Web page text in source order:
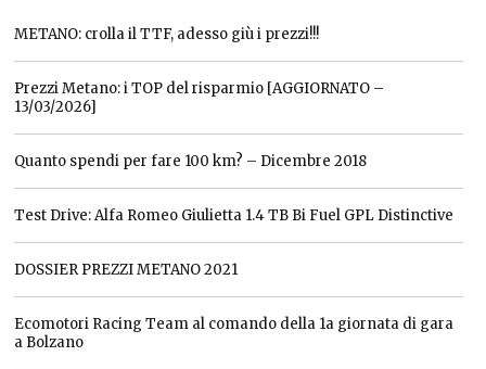
METANO: crolla il TTF, adesso giù i prezzi!!!
Prezzi Metano: i TOP del risparmio [AGGIORNATO –
13/03/2026]
Quanto spendi per fare 100 km? – Dicembre 2018
Test Drive: Alfa Romeo Giulietta 1.4 TB Bi Fuel GPL Distinctive
DOSSIER PREZZI METANO 2021
Ecomotori Racing Team al comando della 1a giornata di gara
a Bolzano